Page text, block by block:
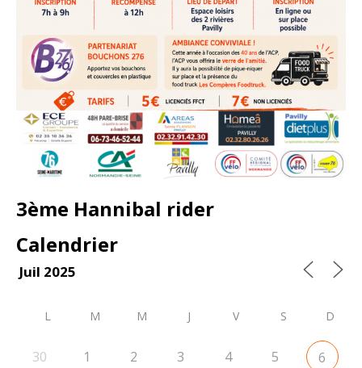
3ème Hannibal rider
Calendrier
Juil 2025
L M M J V S D
30 1 2 3 4 5 6